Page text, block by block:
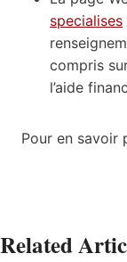
specialises
compris
l’aide
Pour en savoir
Related